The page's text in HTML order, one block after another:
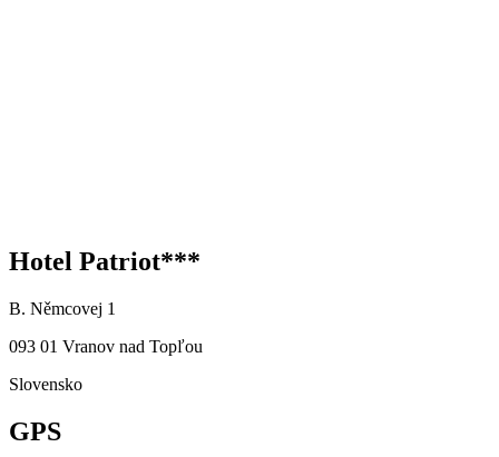
Hotel Patriot***
B. Němcovej 1
093 01 Vranov nad Topľou
Slovensko
GPS